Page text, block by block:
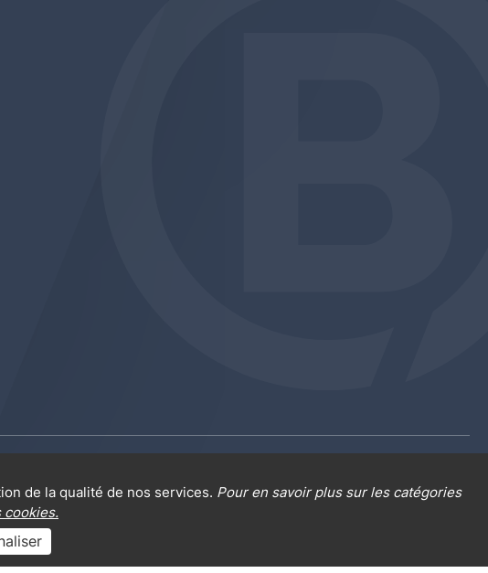
de la qualité de nos services. Pour en savoir plus sur les catégories
cookies.